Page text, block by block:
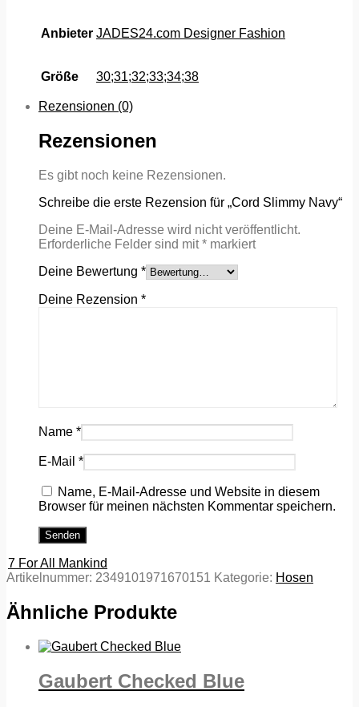
Anbieter JADES24.com Designer Fashion
Größe 30;31;32;33;34;38
Rezensionen (0)
Rezensionen
Es gibt noch keine Rezensionen.
Schreibe die erste Rezension für „Cord Slimmy Navy“
Deine E-Mail-Adresse wird nicht veröffentlicht.
Erforderliche Felder sind mit* markiert
Deine Bewertung *
Deine Rezension *
Name *
E-Mail *
Name, E-Mail-Adresse und Website in diesem
Browser für meinen nächsten Kommentar speichern.
7 For All Mankind
Artikelnummer: 2349101971670151 Kategorie: Hosen
Ähnliche Produkte
Gaubert Checked Blue